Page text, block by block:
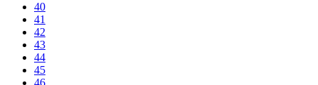
40
41
42
43
44
45
46